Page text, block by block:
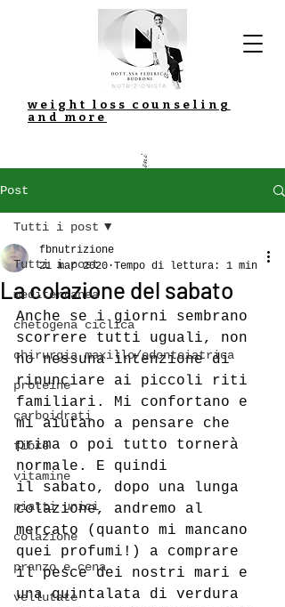
weight loss counseling
and more
Dott.ssa Federica Budroni
Post
Tutti i post
mediterranea
chetogena ciclica
chirurgia maxillo/odontoiatrica
proteine
carboidrati
fibre
vitamine
piatti unici
colazione
pranzo e cena
vellutate
Tutti i post
La colazione del sabato
fbnutrizione
21 mar 2020 Tempo di lettura: 1 min
Anche se i giorni sembrano
scorrere tutti uguali, non
ho nessuna intenzione di
rinunciare ai piccoli riti
familiari. Mi confortano e
mi aiutano a pensare che
prima o poi tutto tornerà
normale. E quindi
il sabato, dopo una lunga
colazione, andremo al
mercato (quanto mi mancano
quei profumi!) a comprare
il pesce dei nostri mari e
una quintalata di verdura